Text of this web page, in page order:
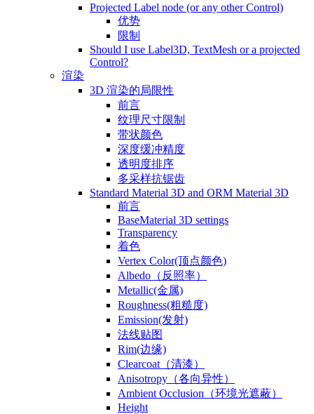
Projected Label node (or any other Control)
优势
限制
Should I use Label3D, TextMesh or a projected
Control?
渲染
3D 渲染的局限性
前言
纹理尺寸限制
带状颜色
深度缓冲精度
透明度排序
多采样抗锯齿
Standard Material 3D and ORM Material 3D
前言
BaseMaterial 3D settings
Transparency
着色
Vertex Color(顶点颜色)
Albedo（反照率）
Metallic(金属)
Roughness(粗糙度)
Emission(发射)
法线贴图
Rim(边缘)
Clearcoat（清漆）
Anisotropy（各向异性）
Ambient Occlusion（环境光遮蔽）
Height